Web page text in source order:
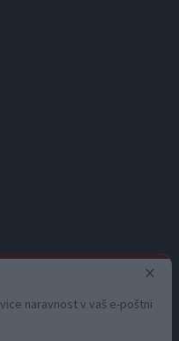
×
naravnost v vaš e-poštni